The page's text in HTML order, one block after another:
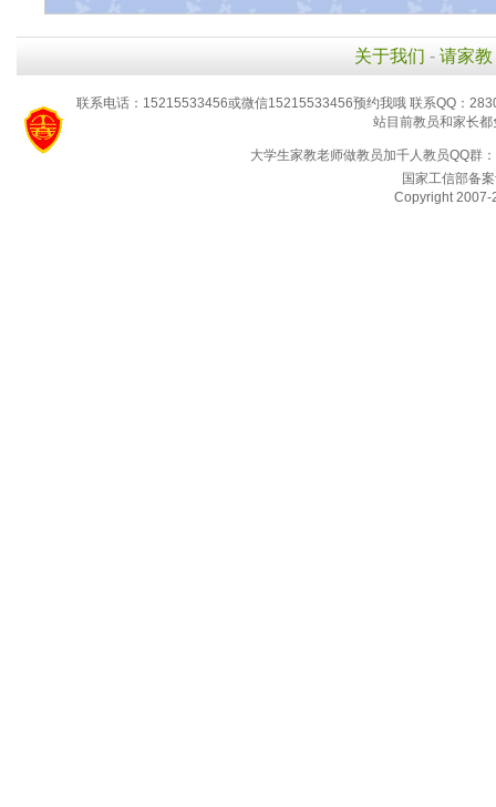
关于我们 - 请家教
联系电话：15215533456或微信15215533456预约我哦 联系QQ：
站目前教员和家长
大学生家教老师做教员加千人教员QQ群
国家工信部备
Copyright 2007-